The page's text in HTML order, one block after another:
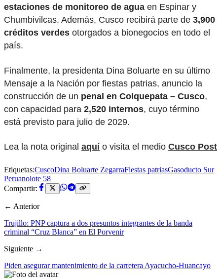
estaciones de monitoreo de agua en Espinar y
Chumbivilcas. Además, Cusco recibirá parte de 3,900
créditos verdes otorgados a bionegocios en todo el
país.
Finalmente, la presidenta Dina Boluarte en su último
Mensaje a la Nación por fiestas patrias, anuncio la
construcción de un penal en Colquepata – Cusco,
con capacidad para 2,520 internos, cuyo término
está previsto para julio de 2029.
Lea la nota original aquí o visita el medio Cusco Post
Etiquetas:CuscoDina Boluarte ZegarraFiestas patriasGasoducto Sur
Peruanolote 58
Compartir:
← Anterior
Trujillo: PNP captura a dos presuntos integrantes de la banda
criminal “Cruz Blanca” en El Porvenir
Siguiente →
Piden asegurar mantenimiento de la carretera Ayacucho-Huancayo